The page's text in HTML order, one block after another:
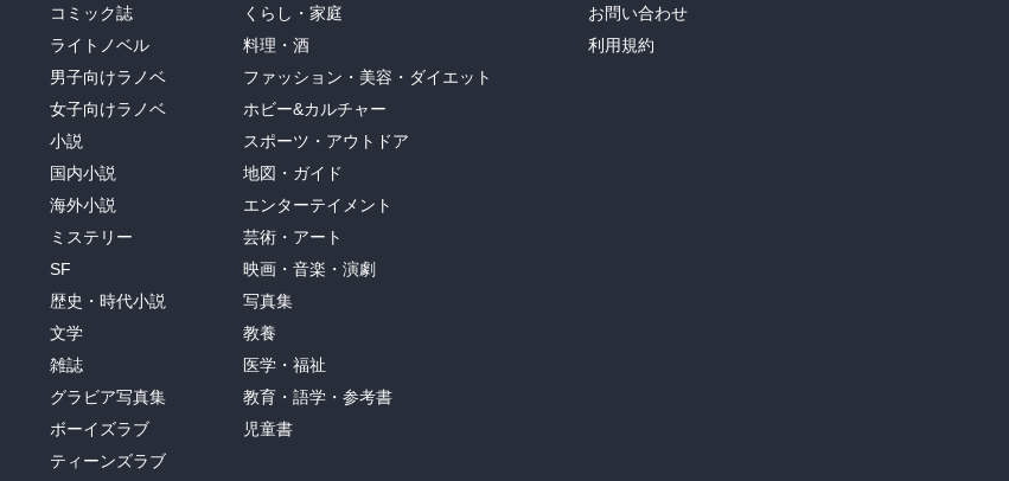
コミック誌
ライトノベル
男子向けラノベ
女子向けラノベ
小説
国内小説
海外小説
ミステリー
SF
歴史・時代小説
文学
雑誌
グラビア写真集
ボーイズラブ
ティーンズラブ
くらし・家庭
料理・酒
ファッション・美容・ダイエット
ホビー&カルチャー
スポーツ・アウトドア
地図・ガイド
エンターテイメント
芸術・アート
映画・音楽・演劇
写真集
教養
医学・福祉
教育・語学・参考書
児童書
お問い合わせ
利用規約